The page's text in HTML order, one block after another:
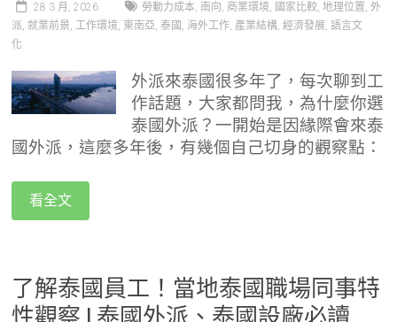
28 3 月, 2026 勞動力成本, 南向 , 商業環境, 國家比較,地理位置,外
派,就業前景,工作環境, 東南亞,泰國 , 海外工作, 產業結構,經濟發展,語言文
化
外派來泰國很多年了，每次聊到工
作話題，大家都問我，為什麼你選
泰國外派？一開始是因緣際會來泰
國外派，這麼多年後，有幾個自己切身的觀察點：
看全文
了解泰國員工！當地泰國職場同事特
性觀察 | 泰國外派、泰國設廠必讀